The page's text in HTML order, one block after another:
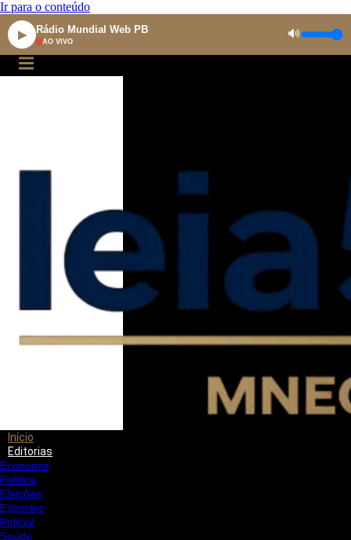
Ir para o conteúdo
▶ Rádio Mundial Web PB
AO VIVO
🔊
Início
Editorias
Economia
Política
Eleições
Esportes
Policial
Saúde